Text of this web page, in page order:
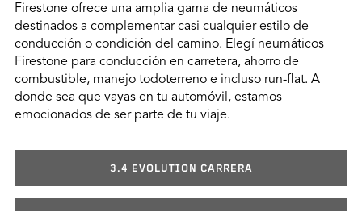
Firestone ofrece una amplia gama de neumáticos
destinados a complementar casi cualquier estilo de
conducción o condición del camino. Elegí neumáticos
Firestone para conducción en carretera, ahorro de
combustible, manejo todoterreno e incluso run-flat. A
donde sea que vayas en tu automóvil, estamos
emocionados de ser parte de tu viaje.
3.4 EVOLUTION CARRERA